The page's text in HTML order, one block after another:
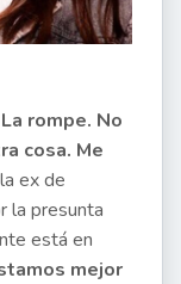
rompe. No
cosa. Me
ex de
la presunta
está en
mejor